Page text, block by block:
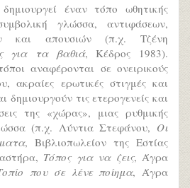
έναν τόπο ωθητικής
γλώσσα, αντιφάσεων,
και απουσιών (π.χ. Τζένη
για τα βαθιά, Κέδρος 1983).
αναφέρονται σε ονειρικούς
ακραίες ερωτικές στιγμές και
δημιουργούν τις ετερογενείς και
της «χώρας», μιας ρυθμικής
(π.χ. Λύντια Στεφάνου, Οι
, Βιβλιοπωλείον της Εστίας
Τόπος για να ζεις, Άγρα
που σε λένε ποίημα, Άγρα